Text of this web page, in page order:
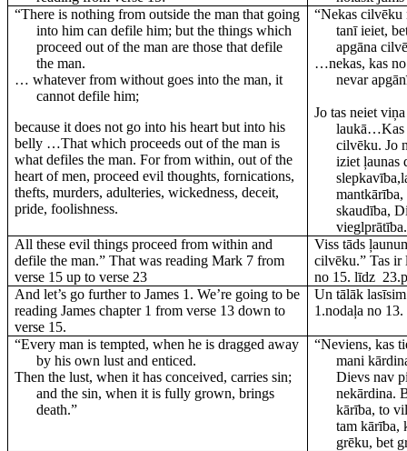
“There is nothing from outside the man that going
into him can defile him; but the things which
proceed out of the man are those that defile
the man.
… whatever from without goes into the man, it
cannot defile him;
because it does not go into his heart but into his
belly …That which proceeds out of the man is
what defiles the man. For from within, out of the
heart of men, proceed evil thoughts, fornications,
thefts, murders, adulteries, wickedness, deceit,
pride, foolishness.
“Nekas cilvēku
tanī ieiet,
apgāna
…nekas, kas
nevar
Jo tas neiet
laukā…Kas
cilvēku. Jo
iziet ļaunas
skaudība,
vieglprātība.
All these evil things proceed from within and
defile the man.” That was reading Mark 7 from
verse 15 up to verse 23
Viss tāds
cilvēku.” Tas ir
no 15. līdz
And let’s go further to James 1. We’re going to be
reading James chapter 1 from verse 13 down to
verse 15.
Un tālāk
1.nodaļa no
“Every man is tempted, when he is dragged away
by his own lust and enticed.
Then the lust, when it has conceived, carries sin;
and the sin, when it is fully grown, brings
death.”
“Neviens, kas
mani
Dievs nav
nekārdina.
kārība, to
tam kārība,
grēku, bet